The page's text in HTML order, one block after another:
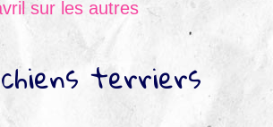
sur les autres
terriers